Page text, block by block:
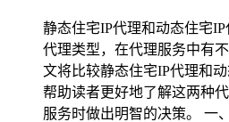
静态住宅IP代理和动态住宅
代理类型，在代理服务中有
文将比较静态住宅IP代理和动
帮助读者更好地了解这两种
服务时做出明智的决策。 一